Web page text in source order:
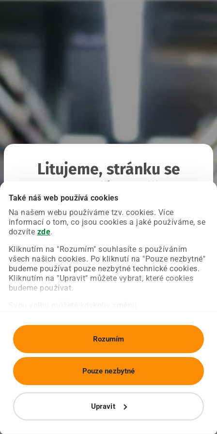
Také náš web používá cookies
Na našem webu používáme tzv. cookies. Více
informací o tom, co jsou cookies a jaké používáme, se
dozvíte zde.
Kliknutím na "Rozumím" souhlasíte s používáním
všech našich cookies. Po kliknutí na "Pouze nezbytné"
budeme používat pouze nezbytné technické cookies.
Kliknutím na "Upravit" můžete vybrat, které cookies
budeme používat.
Rozumím
Upravit
Pouze nezbytné
Litujeme, stránku se
Chyba nastala na naší straně a už ji opravujeme.
Zkuste prosím znovu načíst požadovanou stránku.
Obnovit stránku Úvodní strana